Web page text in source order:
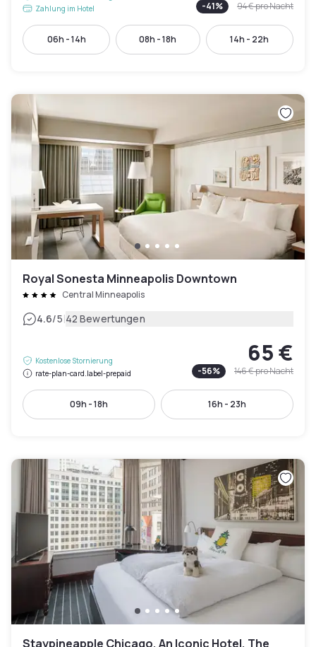
Zahlung im Hotel
-41% 94 €pro Nacht
06h - 14h 08h - 18h 14h - 22h
Royal Sonesta Minneapolis Downtown
Central Minneapolis
4.6/5|42 Bewertungen
Kostenlose Stornierung
rate-plan-card.label-prepaid
65 €
-56% 146 €pro Nacht
09h - 18h 16h - 23h
Staypineapple Chicago, An Iconic Hotel, The